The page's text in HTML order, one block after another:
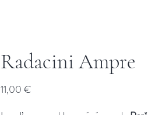
Radacini Ampre
11,00 €